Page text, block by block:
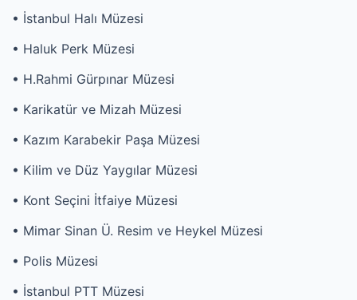
• İstanbul Halı Müzesi
• Haluk Perk Müzesi
• H.Rahmi Gürpınar Müzesi
• Karikatür ve Mizah Müzesi
• Kazım Karabekir Paşa Müzesi
• Kilim ve Düz Yaygılar Müzesi
• Kont Seçini İtfaiye Müzesi
• Mimar Sinan Ü. Resim ve Heykel Müzesi
• Polis Müzesi
• İstanbul PTT Müzesi